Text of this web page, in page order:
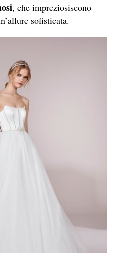
, che impreziosiscono
sofisticata.